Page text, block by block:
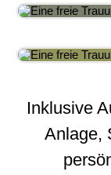
Inklusive
Anlage,